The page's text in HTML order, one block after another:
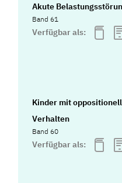
Akute
Band 61
Verfügbar als:
Kinder mit
Verhalten
Band 60
Verfügbar als: